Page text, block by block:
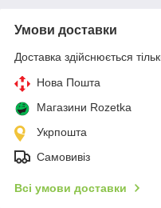
Умови доставки
Доставка здійснюється
Нова Пошта
Магазини Rozetka
Укрпошта
Самовивіз
Всі умови доставки